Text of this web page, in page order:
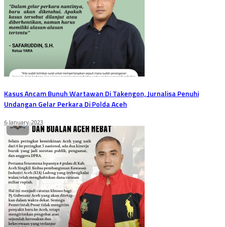
Kasus Ancam Bunuh Wartawan Di Takengon, Jurnalisa Penuhi
Undangan Gelar Perkara Di Polda Aceh
6-January-2023